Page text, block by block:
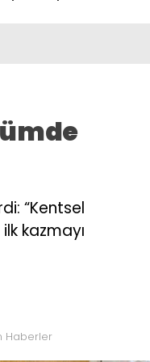
“Kentsel
kazmayı
Haberler